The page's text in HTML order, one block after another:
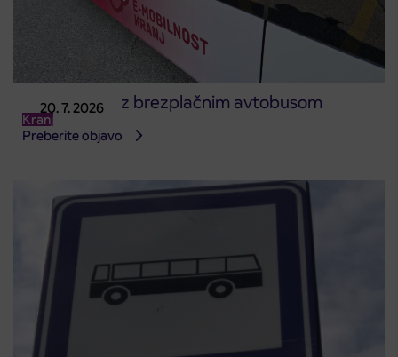
20. 7. 2026
Na Kranfest z brezplačnim avtobusom
Kranj
Preberite objavo